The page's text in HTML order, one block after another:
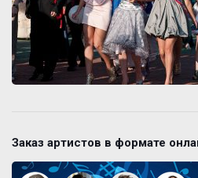
Заказ артистов в формате